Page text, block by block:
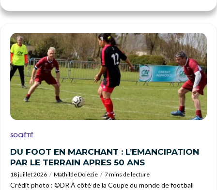
SOCIÉTÉ
DU FOOT EN MARCHANT : L’EMANCIPATION
PAR LE TERRAIN APRES 50 ANS
18 juillet 2026 Mathilde Doiezie 7 mins de lecture
Crédit photo : ©DR À côté de la Coupe du monde de football